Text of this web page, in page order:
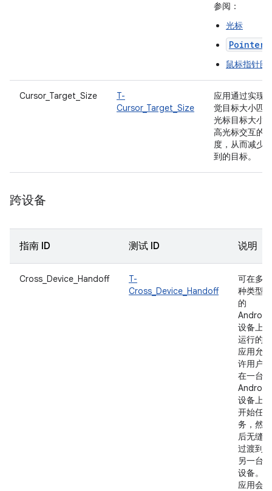
参阅：
光标
鼠标指针图
Cursor_Target_Size
T-
Cursor_Target_Size
应用通过实现
觉目标大小匹
光标目标大小
高光标交互的
度，从而减少
到的目标。
跨设备
指南 ID 测试 ID 说明
Cross_Device_Handoff
T-
Cross_Device_Handoff
可在多
种类型
的
Android
设备上
运行的
应用允
许用户
在一台
Android
设备上
开始任
务，然
后无缝
过渡到
另一台
设备。
应用会